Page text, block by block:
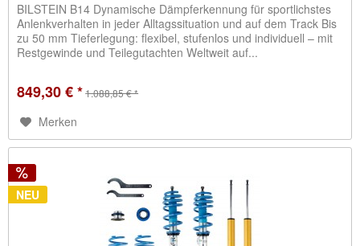
BILSTEIN B14 Dynamische Dämpferkennung für sportlichstes
Anlenkverhalten in jeder Alltagssituation und auf dem Track Bis
zu 50 mm Tieferlegung: flexibel, stufenlos und individuell – mit
Restgewinde und Teilegutachten Weltweit auf...
849,30 € *1.088,85 € *
Merken
NEU